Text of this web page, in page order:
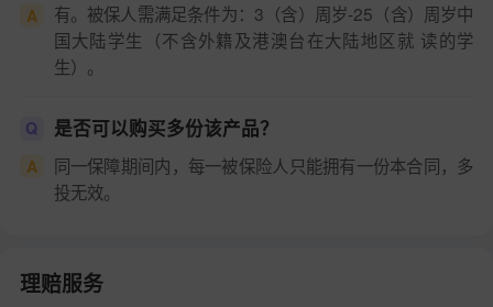
A
有。被保人需满足条件为：3（含）周岁-25（含）周岁中
国大陆学生（不含外籍及港澳台在大陆地区就 读的学
生）。
Q 是否可以购买多份该产品？
A
同一保障期间内，每一被保险人只能拥有一份本合同，多
投无效。
理赔服务